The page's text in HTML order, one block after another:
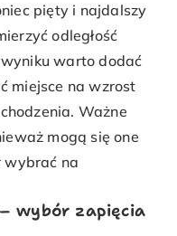
pięty i najdalszy
odległość
warto dodać
miejsce na wzrost
Ważne
mogą się one
wybrać na
wybór zapięcia